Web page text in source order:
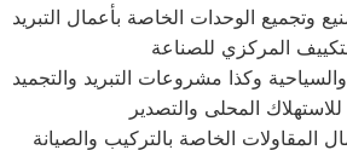
وتجميع الوحدات الخاصة بأعمال التبريد
المركزي للصناعة
وكذا مشروعات التبريد والتجميد
المحلى والتصدير
المقاولات الخاصة بالتركيب والصيانة